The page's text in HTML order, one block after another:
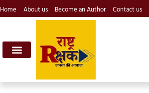
Home About us Become an Author Contact us